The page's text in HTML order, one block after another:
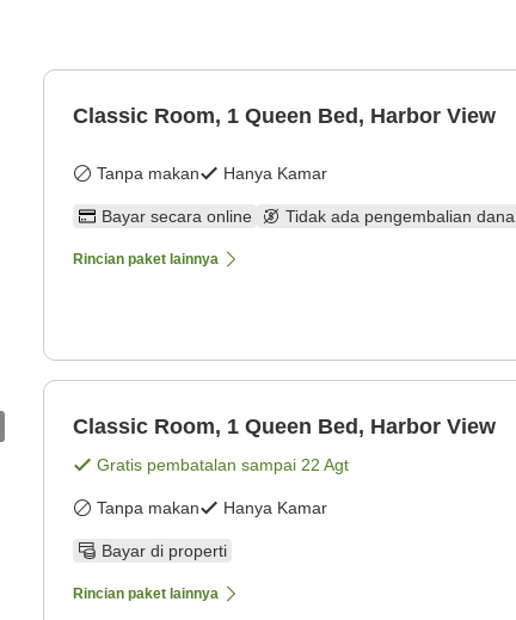
Classic Room, 1 Queen Bed, Harbor View
Tanpa makan Hanya Kamar
Bayar secara online Tidak ada pengembalian dana
Rincian paket lainnya
Classic Room, 1 Queen Bed, Harbor View
Gratis pembatalan sampai 22 Agt
Tanpa makan Hanya Kamar
Bayar di properti
Rincian paket lainnya